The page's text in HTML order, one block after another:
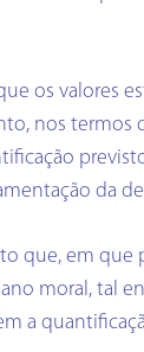
os valores
nos termos
da
que, em que
moral, tal
a